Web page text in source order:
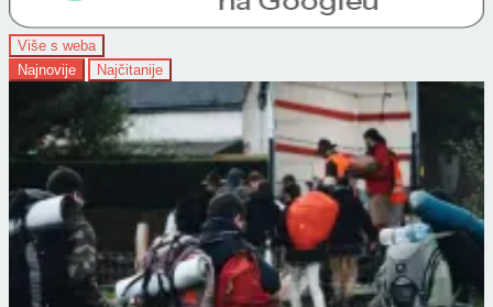
Više s weba
Najnovije
Najčitanije